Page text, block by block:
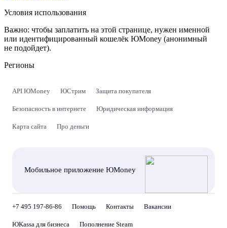
Условия использования
Важно: чтобы заплатить на этой странице, нужен именной
или идентифицированный кошелёк ЮMoney (анонимный
не подойдет).
Регионы
API ЮMoney ЮСтрим Защита покупателя
Безопасность в интернете Юридическая информация
Карта сайта Про деньги
Мобильное приложение ЮMoney
+7 495 197-86-86 Помощь Контакты Вакансии
ЮKassa для бизнеса Пополнение Steam